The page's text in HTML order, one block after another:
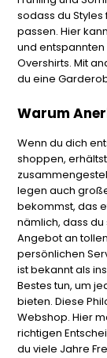
sodass du
passen. Hier
und entspannten
Overshirts. Mit
du eine
Warum
Wenn du dich
shoppen,
legen auch
bekommst, das
nämlich, dass du
Angebot an
persönlichen
ist bekannt als
Bestes tun, um
bieten. Diese
Webshop. Hier
richtigen
du viele Jahre